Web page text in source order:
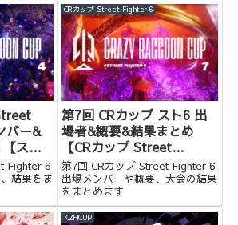
バー&
スト
Fighter 6
結果をま
CRカップ Street Fighter 6
第7回 CRカップ スト6 出
場者&概要&結果まとめ
【CRカップ Street
Fighter 6】
第7回 CRカップ Street Fighter 6
出場メンバーや概要、大会の結果
をまとめます
KZHCUP